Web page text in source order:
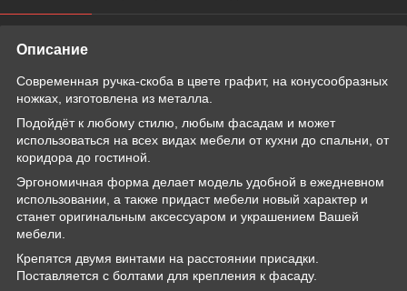
Описание
Современная ручка-скоба в цвете графит, на конусообразных
ножках, изготовлена из металла.
Подойдёт к любому стилю, любым фасадам и может
использоваться на всех видах мебели от кухни до спальни, от
коридора до гостиной.
Эргономичная форма делает модель удобной в ежедневном
использовании, а также придаст мебели новый характер и
станет оригинальным аксессуаром и украшением Вашей
мебели.
Крепятся двумя винтами на расстоянии присадки.
Поставляется с болтами для крепления к фасаду.